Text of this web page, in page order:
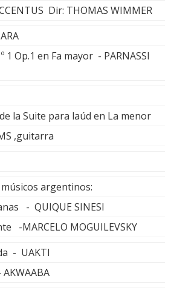
Dir: THOMAS WIMMER
1 Op.1 en Fa mayor - PARNASSI
la Suite para laúd en La menor
,guitarra
argentinos:
- QUIQUE SINESI
-MARCELO MOGUILEVSKY
- UAKTI